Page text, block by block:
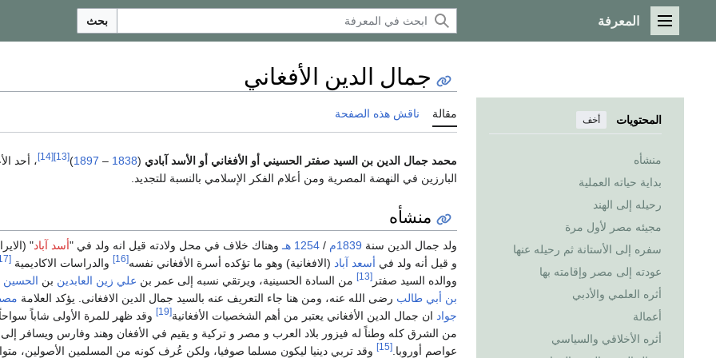
القائمة الرئيسية
المعرفة بحث
المحتويات أخف
منشأه
بداية حياته العملية
رحيله إلى الهند
مجيئه مصر لأول مرة
سفره إلى الأستانة ثم رحيله عنها
عودته إلى مصر وإقامته بها
أثره العلمي والأدبي
أعمالة
أثره الأخلاقي والسياسي
جمال الدين الأفغاني
مقالة ناقش هذه الصفحة
محمد جمال الدين بن السيد صفتر الحسيني أو الأفغاني أو الأسد آبادي (
1838
–
1897
)
[13]
[14]
، أحد
البارزين في النهضة المصرية ومن أعلام الفكر الإسلامي بالنسبة للتجديد.
منشأه
ولد جمال الدین سنة 1839م / 1254 هـ وهناك خلاف في محل ولادته قيل انه ولد في "أسد آباد"
و قيل أنه ولد في أسعد آباد (الافغانية) وهو ما تؤكده أسرة الأفغاني نفسه[16] والدراسات الاكاديمية [17]
ووالده السيد صفتر [13] من السادة الحسينية، ويرتقي نسبه إلى عمر بن علي زين العابدين بن
بن أبي طالب رضى الله عنه، ومن هنا جاء التعريف عنه بالسيد جمال الدين الافغانی. يؤكد العلامة
جواد ان جمال الدين الأفغاني يعتبر من أهم الشخصيات الأفغانية[19]
وقد ظهر للمرة الأولى شاباً
من الشرق كله وطناً له فيزور بلاد العرب و مصر و تركية و يقيم في الأفغان وهند وفارس ويسافر
عواصم أوروبا.[15]
وقد تربي دينيا ليكون مسلما صوفيا، ولكن عُرف كونه من المسلمين الأصولين،